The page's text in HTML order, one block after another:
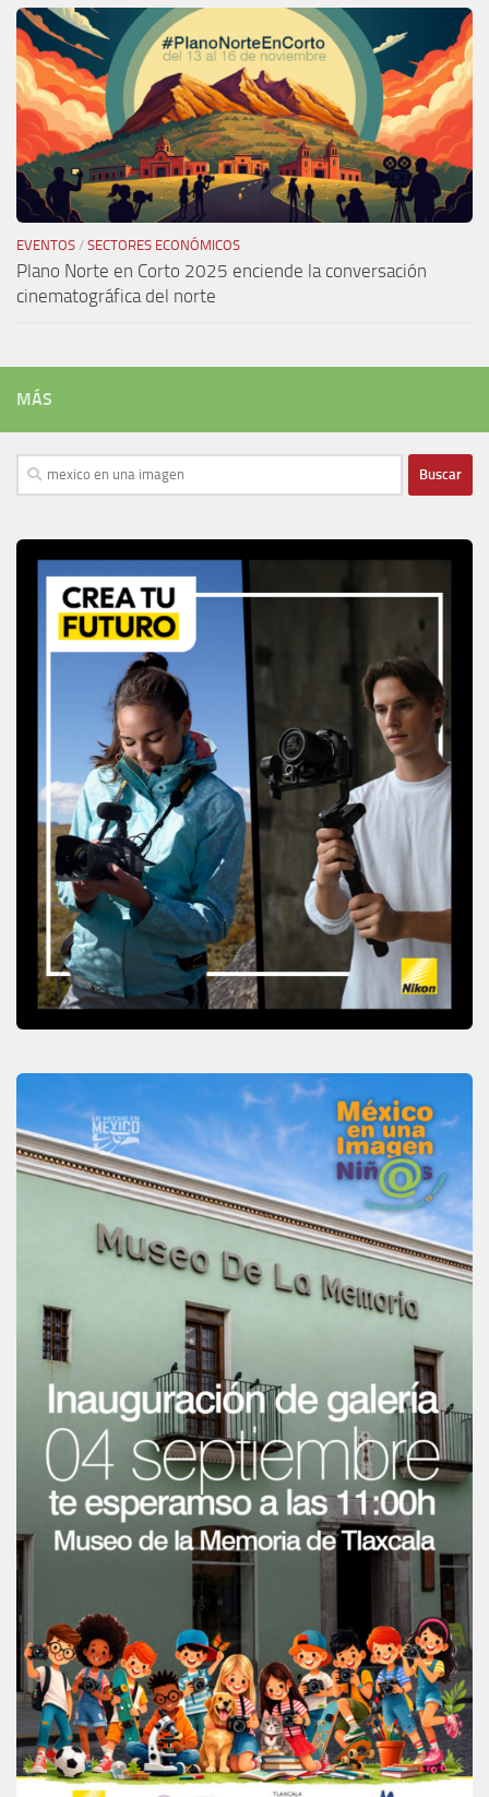
EVENTOS / SECTORES ECONÓMICOS
Plano Norte en Corto 2025 enciende la conversación
cinematográfica del norte
MÁS
Buscar: